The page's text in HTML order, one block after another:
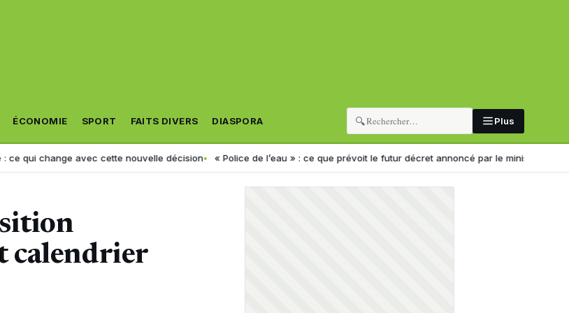
ÉCONOMIE SPORT FAITS DIVERS DIASPORA 🔍 Plus
avec cette nouvelle décision « Police de l’eau » : ce que prévoit le futur décret annoncé par le ministre Nouveau
calendrier